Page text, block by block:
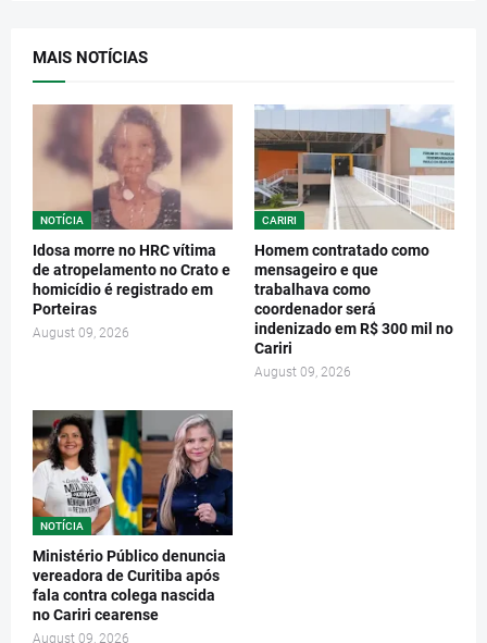
MAIS NOTÍCIAS
NOTÍCIA
Idosa morre no HRC vítima
de atropelamento no Crato e
homicídio é registrado em
Porteiras
August 09, 2026
CARIRI
Homem contratado como
mensageiro e que
trabalhava como
coordenador será
indenizado em R$ 300 mil no
Cariri
August 09, 2026
NOTÍCIA
Ministério Público denuncia
vereadora de Curitiba após
fala contra colega nascida
no Cariri cearense
August 09, 2026